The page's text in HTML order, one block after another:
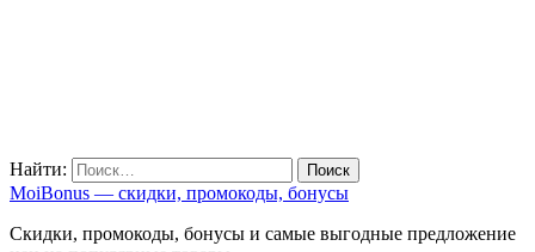
Найти:
MoiBonus — скидки, промокоды, бонусы
Скидки, промокоды, бонусы и самые выгодные предложение